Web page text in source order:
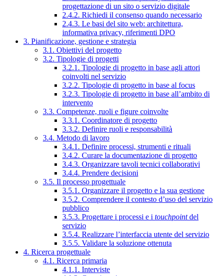
progettazione di un sito o servizio digitale
2.4.2. Richiedi il consenso quando necessario
2.4.3. Le basi del sito web: architettura,
informativa privacy, riferimenti DPO
3. Pianificazione, gestione e strategia
3.1. Obiettivi del progetto
3.2. Tipologie di progetti
3.2.1. Tipologie di progetto in base agli attori
coinvolti nel servizio
3.2.2. Tipologie di progetto in base al focus
3.2.3. Tipologie di progetto in base all’ambito di
intervento
3.3. Competenze, ruoli e figure coinvolte
3.3.1. Coordinatore di progetto
3.3.2. Definire ruoli e responsabilità
3.4. Metodo di lavoro
3.4.1. Definire processi, strumenti e rituali
3.4.2. Curare la documentazione di progetto
3.4.3. Organizzare tavoli tecnici collaborativi
3.4.4. Prendere decisioni
3.5. Il processo progettuale
3.5.1. Organizzare il progetto e la sua gestione
3.5.2. Comprendere il contesto d’uso del servizio
pubblico
3.5.3. Progettare i processi e i touchpointdel
servizio
3.5.4. Realizzare l’interfaccia utente del servizio
3.5.5. Validare la soluzione ottenuta
4. Ricerca progettuale
4.1. Ricerca primaria
4.1.1. Interviste